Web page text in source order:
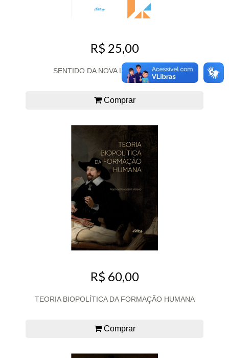
R$ 25,00
SENTIDO DA NOVA LÓGICA, O ED. 2
Comprar
R$ 60,00
TEORIA BIOPOLÍTICA DA FORMAÇÃO HUMANA
Comprar